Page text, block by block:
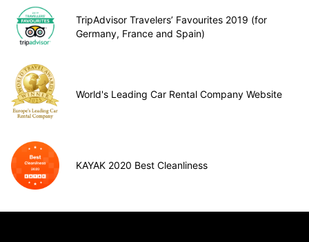
TripAdvisor Travelers’ Favourites 2019 (for
Germany, France and Spain)
World's Leading Car Rental Company Website
KAYAK 2020 Best Cleanliness